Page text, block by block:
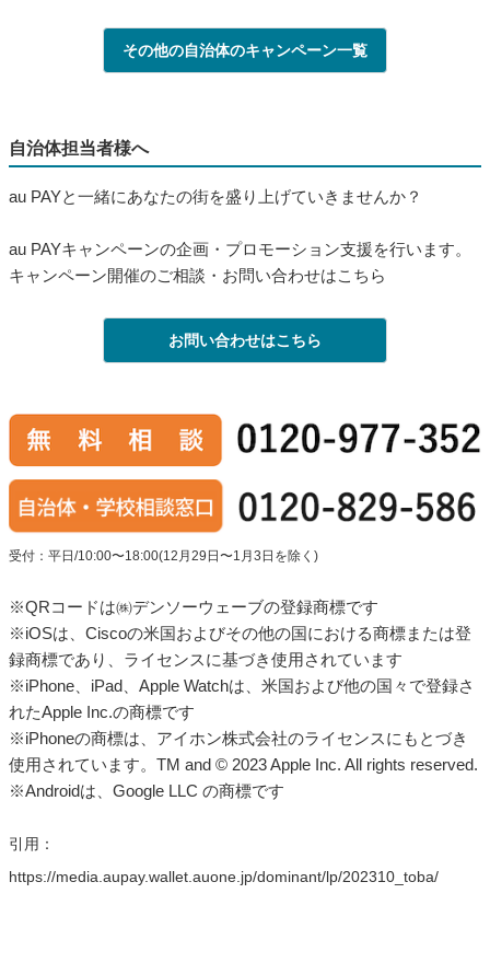
その他の自治体のキャンペーン一覧
自治体担当者様へ
au PAYと一緒にあなたの街を盛り上げていきませんか？
au PAYキャンペーンの企画・プロモーション支援を行います。
キャンペーン開催のご相談・お問い合わせはこちら
お問い合わせはこちら
受付：平日/10:00〜18:00(12月29日〜1月3日を除く)
※QRコードは㈱デンソーウェーブの登録商標です
※iOSは、Ciscoの米国およびその他の国における商標または登
録商標であり、ライセンスに基づき使用されています
※iPhone、iPad、Apple Watchは、米国および他の国々で登録さ
れたApple Inc.の商標です
※iPhoneの商標は、アイホン株式会社のライセンスにもとづき
使用されています。TM and © 2023 Apple Inc. All rights reserved.
※Androidは、Google LLC の商標です
引用：
https://media.aupay.wallet.auone.jp/dominant/lp/202310_toba/